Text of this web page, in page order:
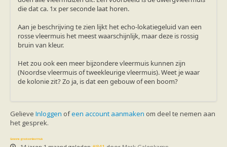
Vleermuizen in de tuin
Ik ben op zoek naar een detector
Ecologie en soorten
Hoe vleermuizen leven
Verblijfplaatsen
Echolocatie
Soorten
Bosvleermuis
Brandt's vleermuis
Gewone grootoorvleermuis
die dat ca. 1x per seconde laat horen.
Aan je beschrijving te zien lijkt het echo-lokatiegeluid van een
rosse vleermuis het meest waarschijnlijk, maar deze is rossig
bruin van kleur.
Het zou ook een meer bijzondere vleermuis kunnen zijn
(Noordse vleermuis of tweekleurige vleermuis). Weet je waar
de kolonie zit? Zo ja, is dat een gebouw of een boom?
Gelieve Inloggen ofeen account aanmaken om deel te nemen aan
het gesprek.